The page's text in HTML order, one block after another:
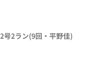
2号2ラン(9回・ 平野佳)